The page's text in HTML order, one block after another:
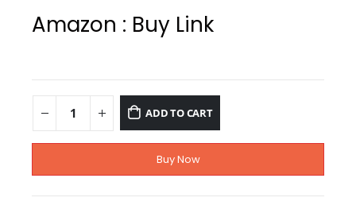
Amazon : Buy Link
ADD TO CART
Buy Now